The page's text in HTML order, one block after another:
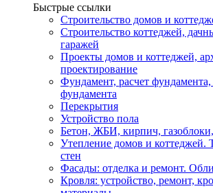
Быстрые ссылки
Строительство домов и
Строительство коттеджей,
гаражей
Проекты домов и коттеджей,
проектирование
Фундамент, расчет фундамента,
фундамента
Перекрытия
Устройство пола
Бетон, ЖБИ, кирпич,
Утепление домов и коттеджей.
стен
Фасады: отделка и ремонт.
Кровля: устройство, ремонт,